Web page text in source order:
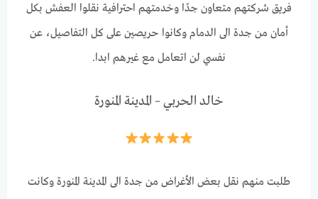
فريق شركتهم متعاون جدًا وخدمتهم احترافية نقلوا العفش بكل
أمان من جدة الى الدمام وكانوا حريصين على كل التفاصيل، عن
نفسي لن اتعامل مع غيرهم ابدا.
خالد الحربي – المدينة المنورة
طلبت منهم نقل بعض الأغراض من جدة الى المدينة المنورة وكانت